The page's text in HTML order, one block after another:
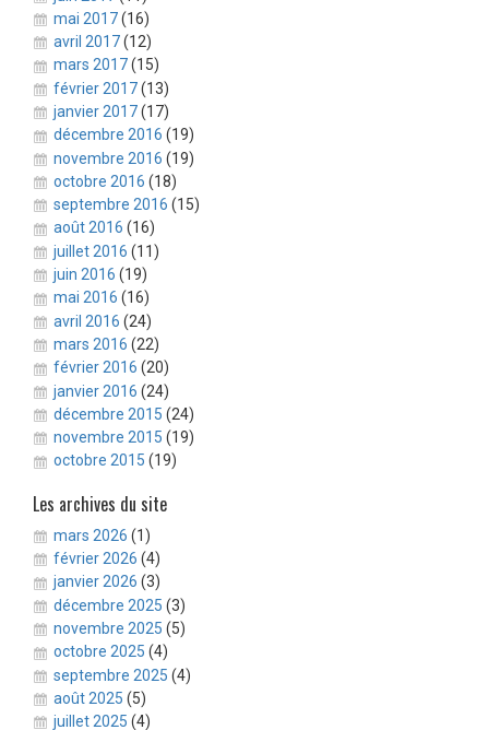
mai 2017(16)
avril 2017(12)
mars 2017(15)
février 2017(13)
janvier 2017(17)
décembre 2016 (19)
novembre 2016 (19)
octobre 2016 (18)
septembre 2016 (15)
août 2016 (16)
juillet 2016 (11)
juin 2016 (19)
mai 2016 (16)
avril 2016 (24)
mars 2016 (22)
février 2016 (20)
janvier 2016 (24)
décembre 2015 (24)
novembre 2015 (19)
octobre 2015 (19)
Les archives du site
mars 2026 (1)
février 2026 (4)
janvier 2026 (3)
décembre 2025 (3)
novembre 2025 (5)
octobre 2025 (4)
septembre 2025 (4)
août 2025 (5)
juillet 2025 (4)